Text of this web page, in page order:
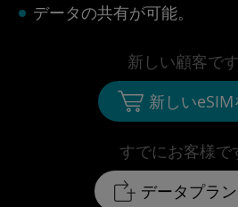
データの共有が可能。
すでにお客様で
データプラ
新しい顧客で
新しいeSIM